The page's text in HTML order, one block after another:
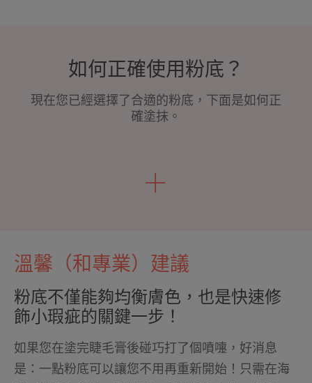
如何正確使用粉底？
現在您已經選擇了合適的粉底，下面是如何正
確塗抹。
溫馨（和專業）建議
粉底不僅能夠均衡膚色，也是快速修
飾小瑕疵的關鍵一步！
如果您在塗完睫毛膏後碰巧打了個噴嚏，好消息
是：一點粉底可以讓您不用再重新開始！只需在海